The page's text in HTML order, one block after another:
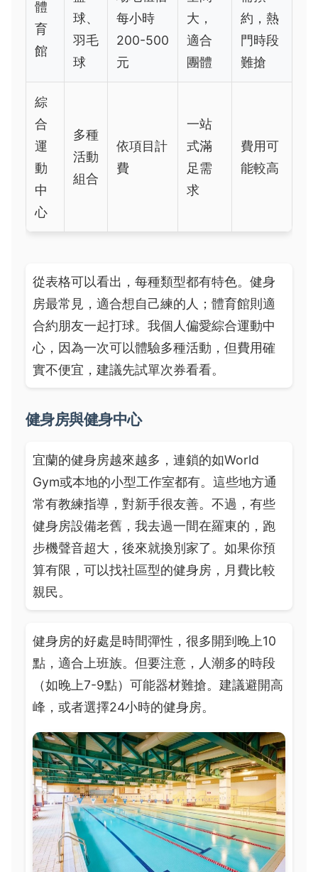
體
育
館
球、
羽毛
球
每小時
200-500
元
大，
適合
團體
約，熱
門時段
難搶
綜
合
運
動
中
心
多種
活動
組合
依項目計
費
一站
式滿
足需
求
費用可
能較高
從表格可以看出，每種類型都有特色。健身
房最常見，適合想自己練的人；體育館則適
合約朋友一起打球。我個人偏愛綜合運動中
心，因為一次可以體驗多種活動，但費用確
實不便宜，建議先試單次券看看。
健身房與健身中心
宜蘭的健身房越來越多，連鎖的如World
Gym或本地的小型工作室都有。這些地方通
常有教練指導，對新手很友善。不過，有些
健身房設備老舊，我去過一間在羅東的，跑
步機聲音超大，後來就換別家了。如果你預
算有限，可以找社區型的健身房，月費比較
親民。
健身房的好處是時間彈性，很多開到晚上10
點，適合上班族。但要注意，人潮多的時段
（如晚上7-9點）可能器材難搶。建議避開高
峰，或者選擇24小時的健身房。